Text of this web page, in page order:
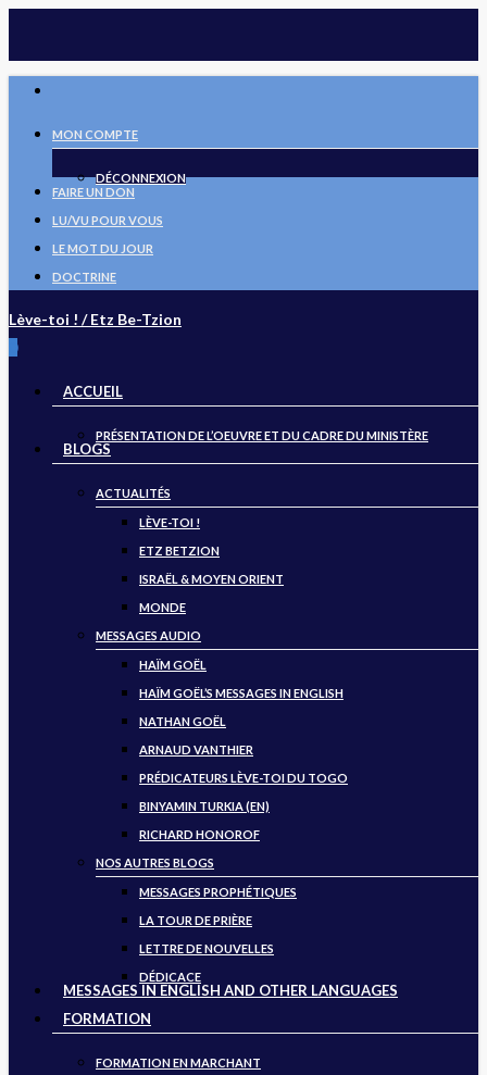
main
FACEBOOK
MON COMPTE
DÉCONNEXION
FAIRE UN DON
LU/VU POUR VOUS
LE MOT DU JOUR
DOCTRINE
Lève-toi ! / Etz Be-Tzion
search
ACCUEIL
PRÉSENTATION DE L’OEUVRE ET DU CADRE DU MINISTÈRE
BLOGS
ACTUALITÉS
LÈVE-TOI !
ETZ BETZION
ISRAËL & MOYEN ORIENT
MONDE
MESSAGES AUDIO
HAÏM GOËL
HAÏM GOËL’S MESSAGES IN ENGLISH
NATHAN GOËL
ARNAUD VANTHIER
PRÉDICATEURS LÈVE-TOI DU TOGO
BINYAMIN TURKIA (EN)
RICHARD HONOROF
NOS AUTRES BLOGS
MESSAGES PROPHÉTIQUES
LA TOUR DE PRIÈRE
LETTRE DE NOUVELLES
DÉDICACE
MESSAGES IN ENGLISH AND OTHER LANGUAGES
FORMATION
FORMATION EN MARCHANT